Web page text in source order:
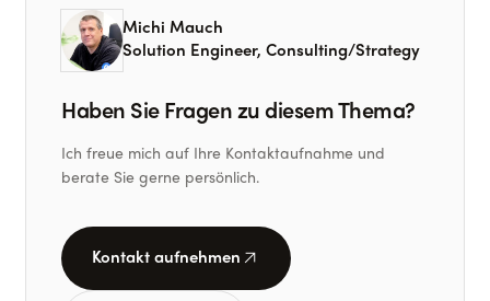
Michi Mauch
Solution Engineer, Consulting/Strategy
Haben Sie Fragen zu diesem Thema?
Ich freue mich auf Ihre Kontaktaufnahme und
berate Sie gerne persönlich.
Kontakt aufnehmen arrow_outward